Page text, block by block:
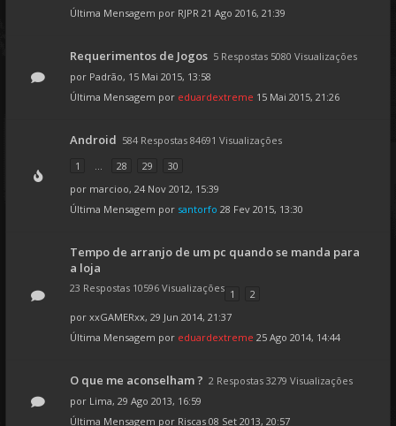
Última Mensagem por RJPR 21 Ago 2016, 21:39
Requerimentos de Jogos 5 Respostas 5080 Visualizações
por Padrão, 15 Mai 2015, 13:58
Última Mensagem por eduardextreme 15 Mai 2015, 21:26
Android 584 Respostas 84691 Visualizações
1
... 28 29
30
por marcioo, 24 Nov 2012, 15:39
Última Mensagem por santorfo 28 Fev 2015, 13:30
Tempo de arranjo de um pc quando se manda para
a loja
23 Respostas 10596 Visualizações 1
2
por xxGAMERxx, 29 Jun 2014, 21:37
Última Mensagem por eduardextreme 25 Ago 2014, 14:44
O que me aconselham ? 2 Respostas 3279 Visualizações
por Lima, 29 Ago 2013, 16:59
Última Mensagem por Riscas 08 Set 2013, 20:57